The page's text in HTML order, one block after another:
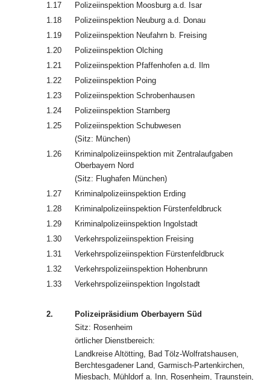
1.17
Polizeiinspektion Moosburg a.d. Isar
1.18
Polizeiinspektion Neuburg a.d. Donau
1.19
Polizeiinspektion Neufahrn b. Freising
1.20
Polizeiinspektion Olching
1.21
Polizeiinspektion Pfaffenhofen a.d. Ilm
1.22
Polizeiinspektion Poing
1.23
Polizeiinspektion Schrobenhausen
1.24
Polizeiinspektion Starnberg
1.25
Polizeiinspektion Schubwesen
(Sitz: München)
1.26
Kriminalpolizeiinspektion mit Zentralaufgaben
Oberbayern Nord
(Sitz: Flughafen München)
1.27
Kriminalpolizeiinspektion Erding
1.28
Kriminalpolizeiinspektion Fürstenfeldbruck
1.29
Kriminalpolizeiinspektion Ingolstadt
1.30
Verkehrspolizeiinspektion Freising
1.31
Verkehrspolizeiinspektion Fürstenfeldbruck
1.32
Verkehrspolizeiinspektion Hohenbrunn
1.33
Verkehrspolizeiinspektion Ingolstadt
2.
Polizeipräsidium Oberbayern Süd
Sitz: Rosenheim
örtlicher Dienstbereich:
Landkreise Altötting, Bad Tölz-Wolfratshausen,
Berchtesgadener Land, Garmisch-Partenkirchen,
Miesbach, Mühldorf a. Inn, Rosenheim, Traunstein,